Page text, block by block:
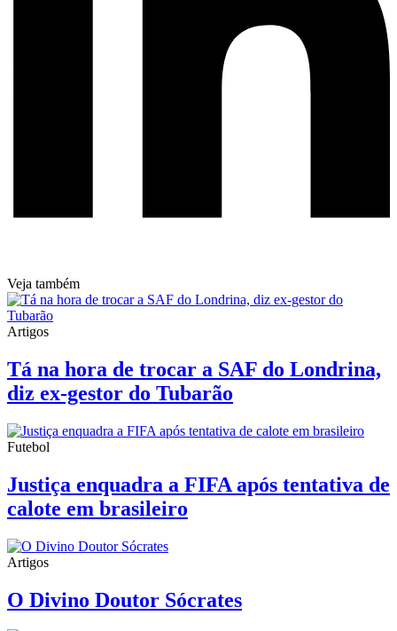
Veja também
Artigos
Tá na hora de trocar a SAF do Londrina,
diz ex-gestor do Tubarão
Futebol
Justiça enquadra a FIFA após tentativa de
calote em brasileiro
Artigos
O Divino Doutor Sócrates